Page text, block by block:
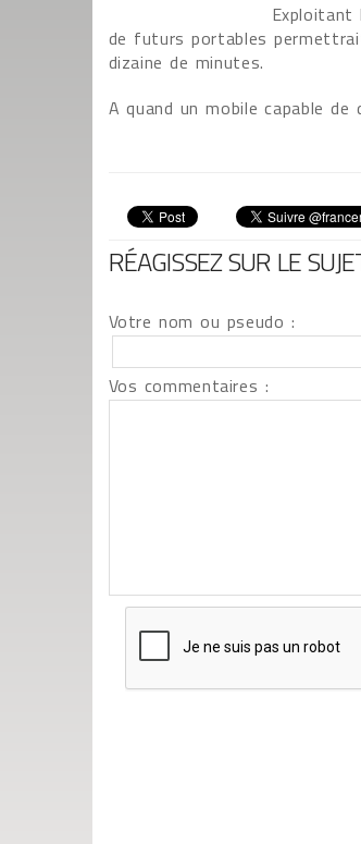
Exploitant
de futurs portables
dizaine de minutes.
A quand un mobile capable
RÉAGISSEZ SUR LE
Votre nom ou pseudo :
Vos commentaires :